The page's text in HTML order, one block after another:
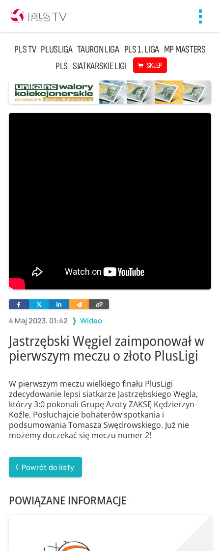
PLS TV PLUSLIGA TAURON LIGA PLS 1. LIGA MP MASTERS
PLS SIATKARSKIE LIGI SKLEP
4 Maj 2023, 01:42 Wideo
FacebookTwitterLinkedinWyślij
e-
Skopiuj
link
Jastrzębski Węgiel zaimponował w
pierwszym meczu o złoto PlusLigi
W pierwszym meczu wielkiego finału PlusLigi
zdecydowanie lepsi siatkarze Jastrzębskiego Węgla,
którzy 3:0 pokonali Grupę Azoty ZAKSĘ Kędzierzyn-
Koźle. Posłuchajcie bohaterów spotkania i
podsumowania Tomasza Swędrowskiego. Już nie
możemy doczekać się meczu numer 2!
Powrót do listy
POWIĄZANE INFORMACJE